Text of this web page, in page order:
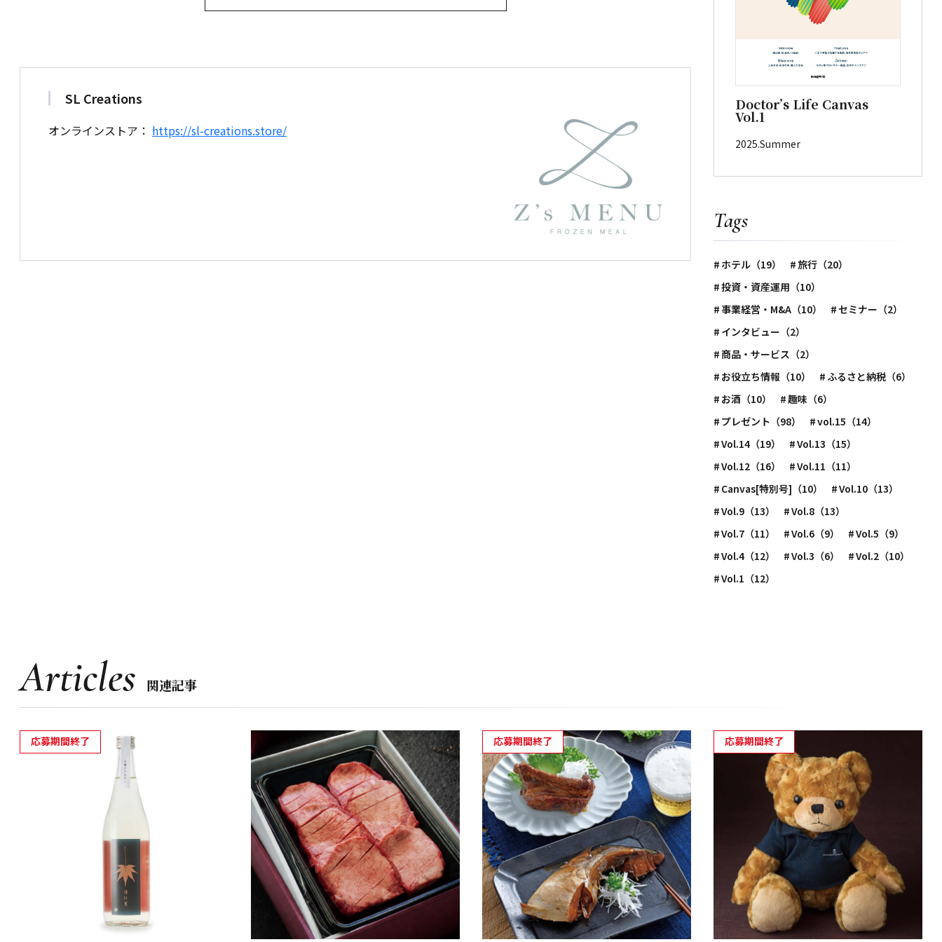
SL Creations
オンラインストア： https://sl-creations.store/
Doctor’s Life Canvas
Vol.1
2025.Summer
Tags
ホテル（19）
旅行（20）
投資・資産運用（10）
事業経営・M&A（10）
セミナー（2）
インタビュー（2）
商品・サービス（2）
お役立ち情報（10）
ふるさと納税（6）
お酒（10）
趣味（6）
プレゼント（98）
vol.15（14）
Vol.14（19）
Vol.13（15）
Vol.12（16）
Vol.11（11）
Canvas[特別号]（10）
Vol.10（13）
Vol.9（13）
Vol.8（13）
Vol.7（11）
Vol.6（9）
Vol.5（9）
Vol.4（12）
Vol.3（6）
Vol.2（10）
Vol.1（12）
Articles 関連記事
応募期間終了 応募期間終了 応募期間終了